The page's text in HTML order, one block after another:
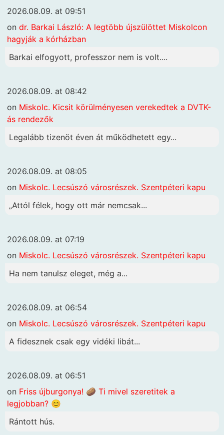
2026.08.09. at 09:51
on dr. Barkai László: A legtöbb újszülöttet Miskolcon
hagyják a kórházban
Barkai elfogyott, professzor nem is volt....
2026.08.09. at 08:42
on Miskolc. Kicsit körülményesen verekedtek a DVTK-
ás rendezők
Legalább tizenöt éven át működhetett egy...
2026.08.09. at 08:05
on Miskolc. Lecsúszó városrészek. Szentpéteri kapu
„Attól félek, hogy ott már nemcsak...
2026.08.09. at 07:19
on Miskolc. Lecsúszó városrészek. Szentpéteri kapu
Ha nem tanulsz eleget, még a...
2026.08.09. at 06:54
on Miskolc. Lecsúszó városrészek. Szentpéteri kapu
A fidesznek csak egy vidéki libát...
2026.08.09. at 06:51
on Friss újburgonya! 🥔 Ti mivel szeretitek a
legjobban? 😊
Rántott hús.